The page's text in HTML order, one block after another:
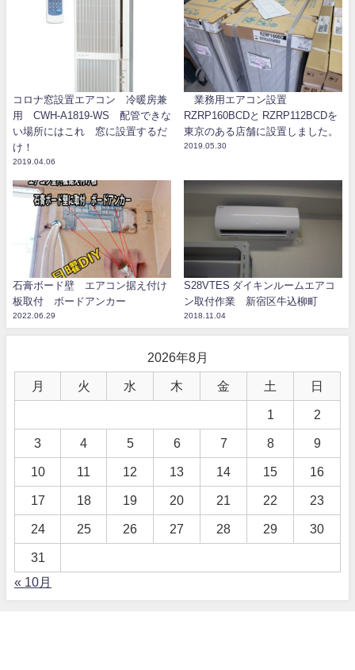
コロナ窓設置エアコン 冷暖房兼
用 CWH-A1819-WS 配管できな
い場所にはこれ 窓に設置するだ
け！
2019.04.06
業務用エアコン設置
RZRP160BCDと RZRP112BCDを
東京のある店舗に設置しました。
2019.05.30
石膏ボード壁 エアコン据え付け
板取付 ボードアンカー
2022.06.29
S28VTES ダイキンルームエアコ
ン取付作業 新宿区牛込柳町
2018.11.04
2026年8月
月 火 水 木 金 土 日
1 2
3 4 5 6 7 8 9
10 11 12 13 14 15 16
17 18 19 20 21 22 23
24 25 26 27 28 29 30
31
« 10月